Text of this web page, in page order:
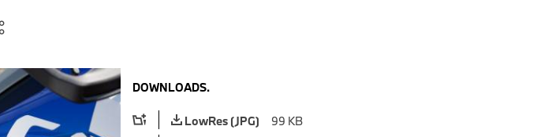
DOWNLOADS.
LowRes (JPG)
99 KB